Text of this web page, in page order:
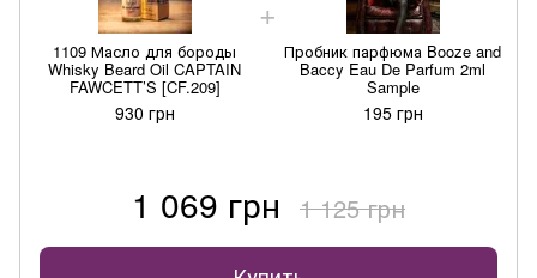
1109 Масло для бороды
Whisky Beard Oil CAPTAIN
FAWCETT’S [CF.209]
930 грн
Пробник парфюма Booze and
Baccy Eau De Parfum 2ml
Sample
195 грн
1 069 грн 1 125 грн